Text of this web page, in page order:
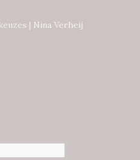
| Nina Verheij